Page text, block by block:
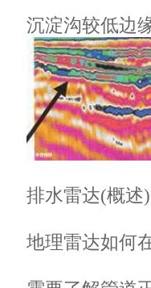
沉淀沟较低边
排水雷达(概述)
地理雷达如何